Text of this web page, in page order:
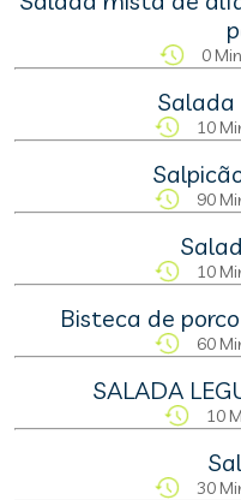
0
Salada
10
90
10
Bisteca de
60
SALADA
10
30